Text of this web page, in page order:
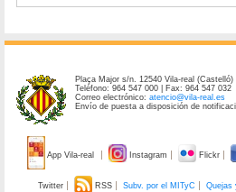
Plaça Major s/n. 12540 Vila-real (Castelló)
Teléfono: 964 547 000 | Fax: 964 547 032
Correo electrónico:atencio@vila-real.es
Envío de puesta a disposición de
App Vila-real Instagram Flickr
Twitter RSS Subv. por el MITyC Quejas